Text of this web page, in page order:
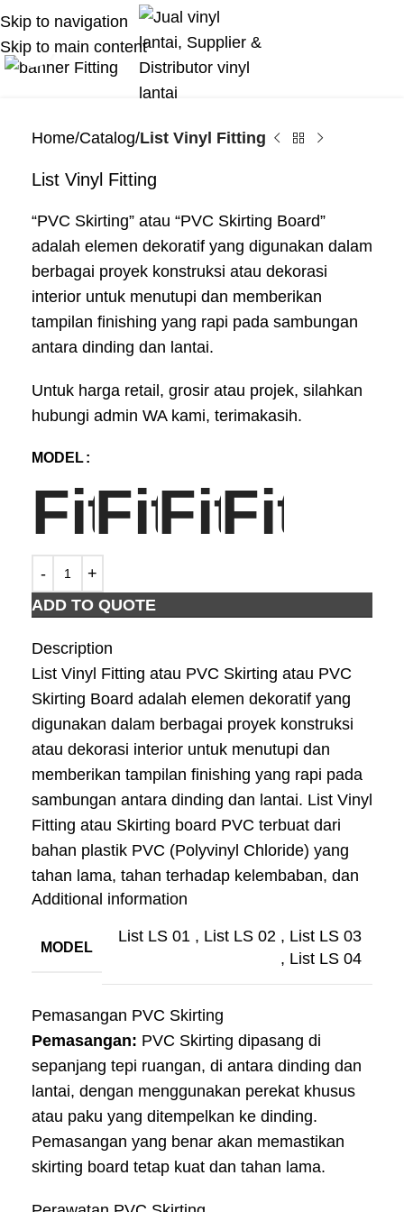
Skip to navigation
Skip to main content
Click to enlarge
Home Catalog List Vinyl Fitting
List Vinyl Fitting
“PVC Skirting” atau “PVC Skirting Board”
adalah elemen dekoratif yang digunakan dalam
berbagai proyek konstruksi atau dekorasi
interior untuk menutupi dan memberikan
tampilan finishing yang rapi pada sambungan
antara dinding dan lantai.
Untuk harga retail, grosir atau projek, silahkan
hubungi admin WA kami, terimakasih.
MODEL
ADD TO QUOTE
Description
List Vinyl Fitting atau PVC Skirting atau PVC
Skirting Board adalah elemen dekoratif yang
digunakan dalam berbagai proyek konstruksi
atau dekorasi interior untuk menutupi dan
memberikan tampilan finishing yang rapi pada
sambungan antara dinding dan lantai. List Vinyl
Fitting atau Skirting board PVC terbuat dari
bahan plastik PVC (Polyvinyl Chloride) yang
tahan lama, tahan terhadap kelembaban, dan
mudah dalam perawatan. Berikut adalah
beberapa informasi lebih lanjut tentang PVC
Skirting:
Skirting adalah untuk melindungi dinding dan
lantai dari kerusakan fisik yang disebabkan
oleh gesekan, benturan, atau debu. Selain itu,
skirting board juga digunakan untuk
memberikan tampilan finishing yang rapi dan
estetis pada ruangan.
Material PVC:PVC adalah bahan sintetis yang
Additional information
MODEL
List LS 01 , List LS 02 , List LS 03
, List LS 04
Pemasangan PVC Skirting
Pemasangan: PVC Skirting dipasang di
sepanjang tepi ruangan, di antara dinding dan
lantai, dengan menggunakan perekat khusus
atau paku yang ditempelkan ke dinding.
Pemasangan yang benar akan memastikan
skirting board tetap kuat dan tahan lama.